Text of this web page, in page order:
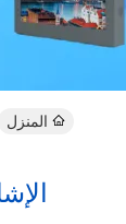
المنزل